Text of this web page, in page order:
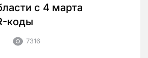
с 4 марта
коды
7316